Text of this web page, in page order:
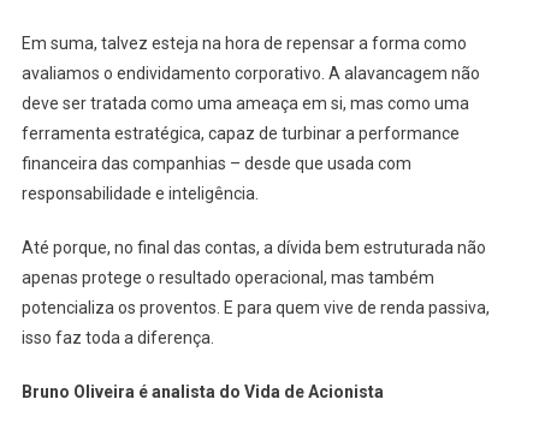
Em suma, talvez esteja na hora de repensar a forma como
avaliamos o endividamento corporativo. A alavancagem não
deve ser tratada como uma ameaça em si, mas como uma
ferramenta estratégica, capaz de turbinar a performance
financeira das companhias – desde que usada com
responsabilidade e inteligência.
Até porque, no final das contas, a dívida bem estruturada não
apenas protege o resultado operacional, mas também
potencializa os proventos. E para quem vive de renda passiva,
isso faz toda a diferença.
Bruno Oliveira é analista do Vida de Acionista